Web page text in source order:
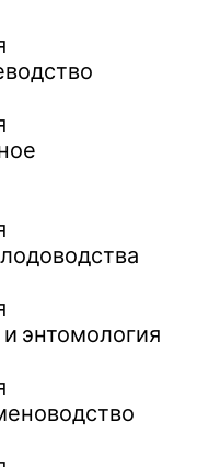
энтомология